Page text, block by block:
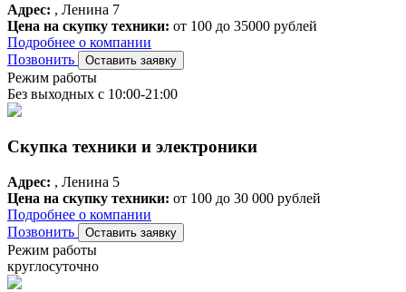
Адрес: , Ленина 7
Цена на скупку техники: от 100 до 35000 рублей
Подробнее о компании
Позвонить
Оставить заявку
Режим работы
Без выходных с 10:00-21:00
Скупка техники и электроники
Адрес: , Ленина 5
Цена на скупку техники: от 100 до 30 000 рублей
Подробнее о компании
Позвонить
Оставить заявку
Режим работы
круглосуточно